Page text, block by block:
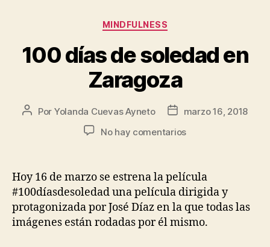
MINDFULNESS
100 días de soledad en
Zaragoza
Por Yolanda Cuevas Ayneto
marzo 16, 2018
No hay comentarios
Hoy 16 de marzo se estrena la película
#100díasdesoledad una película dirigida y
protagonizada por José Díaz en la que todas las
imágenes están rodadas por él mismo.